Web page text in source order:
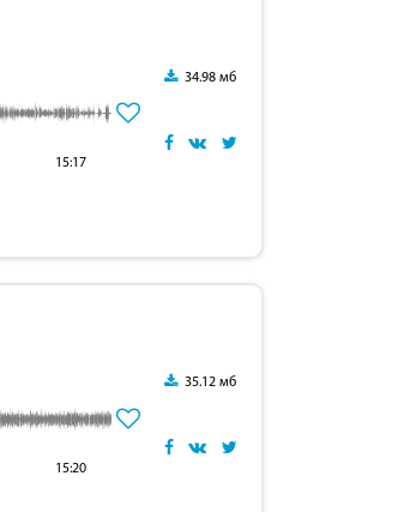
15:17
34.98 мб
15:20
35.12 мб